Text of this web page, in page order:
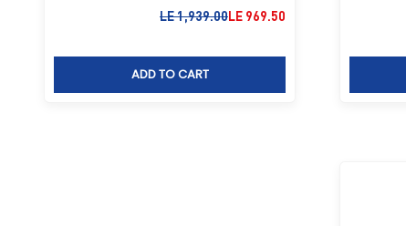
السعر بعد الخصم
LE 969.50السعر قبل الخصم
LE 1,939.00
ADD TO CART